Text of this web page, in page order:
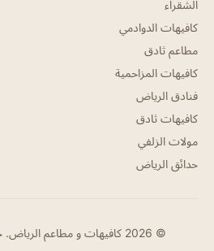
الشقراء
كافيهات الدوادمي
مطاعم ثادق
كافيهات المزاحمية
فنادق الرياض
كافيهات ثادق
مولات الزلفي
حدائق الرياض
© 2026 كافيهات و مطاعم الرياض. جميع الحقوق محفوظة.